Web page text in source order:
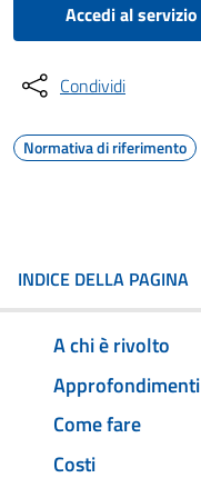
Accedi al servizio
Condividi
Normativa di riferimento
INDICE DELLA PAGINA
A chi è rivolto
Approfondimenti
Come fare
Costi